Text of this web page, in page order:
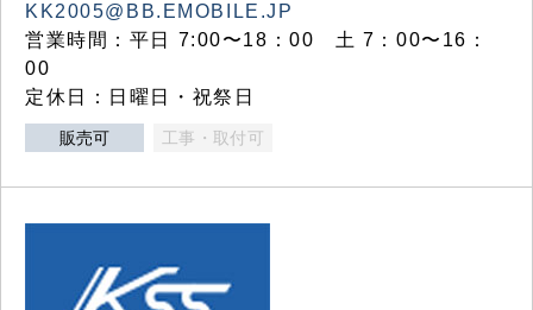
KK2005@BB.EMOBILE.JP
営業時間：平日 7:00〜18：00 土 7：00〜16：
00
定休日：日曜日・祝祭日
販売可 工事・取付可